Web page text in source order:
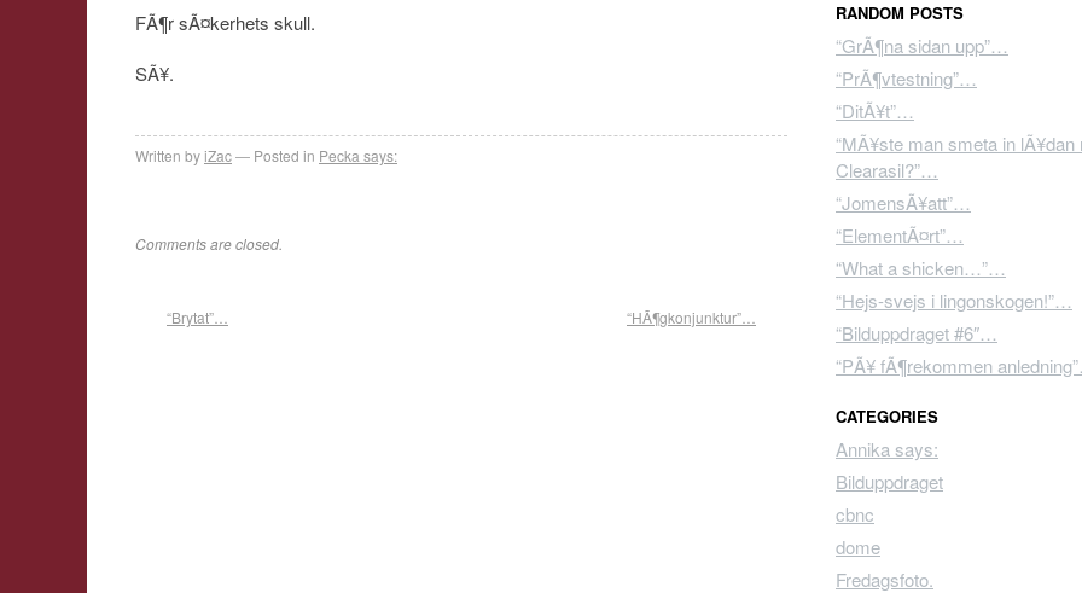
FÃ¶r sÃ¤kerhets skull.
SÃ¥.
Written byiZac Posted in Pecka says:
Comments are closed.
“Brytat”… “HÃ¶gkonjunktur”…
RANDOM POSTS
“GrÃ¶na sidan upp”…
“PrÃ¶vtestning”…
“DitÃ¥t”…
“MÃ¥ste man smeta in lÃ¥dan
Clearasil?”…
“JomensÃ¥att”…
“ElementÃ¤rt”…
“What a shicken…”…
“Hejs-svejs i lingonskogen!”…
“Bilduppdraget #6″…
“PÃ¥ fÃ¶rekommen
CATEGORIES
Annika says:
Bilduppdraget
cbnc
dome
Fredagsfoto.